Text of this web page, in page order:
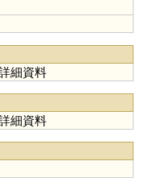
細資料
細資料